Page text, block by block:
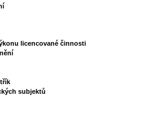
licencované činnosti
subjektů